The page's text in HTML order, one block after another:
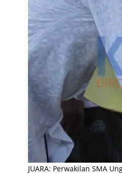
JUARA: Perwakilan SMA